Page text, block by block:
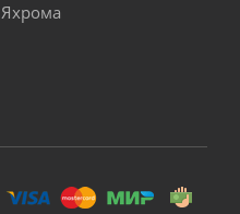
Яхрома